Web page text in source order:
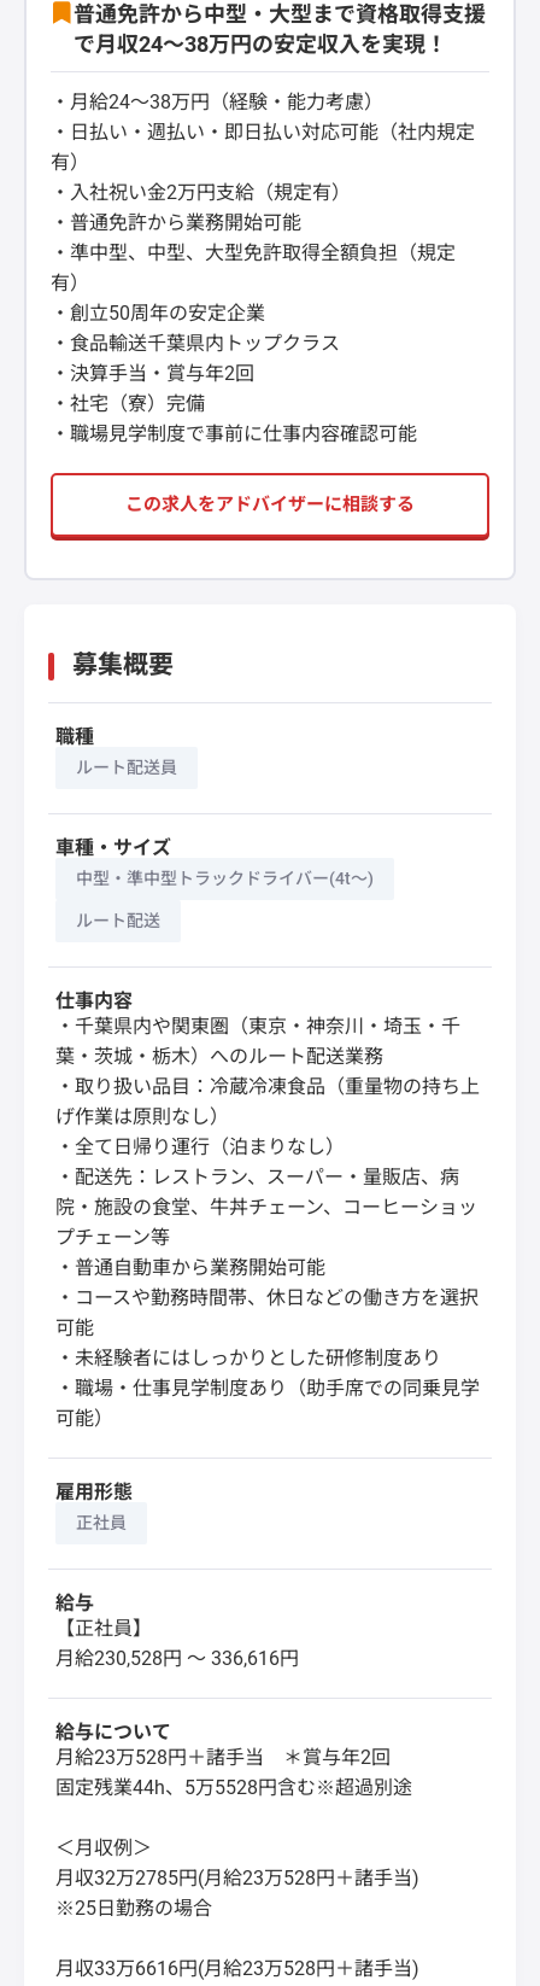
普通免許から中型・大型まで資格取得支援
で月収24～38万円の安定収入を実現！
・月給24～38万円（経験・能力考慮）
・日払い・週払い・即日払い対応可能（社内規定
有）
・入社祝い金2万円支給（規定有）
・普通免許から業務開始可能
・準中型、中型、大型免許取得全額負担（規定
有）
・創立50周年の安定企業
・食品輸送千葉県内トップクラス
・決算手当・賞与年2回
・社宅（寮）完備
・職場見学制度で事前に仕事内容確認可能
この求人をアドバイザーに相談する
募集概要
職種
ルート配送員
車種・サイズ
中型・準中型トラックドライバー(4t～)
ルート配送
仕事内容
・千葉県内や関東圏（東京・神奈川・埼玉・千
葉・茨城・栃木）へのルート配送業務
・取り扱い品目：冷蔵冷凍食品（重量物の持ち上
げ作業は原則なし）
・全て日帰り運行（泊まりなし）
・配送先：レストラン、スーパー・量販店、病
院・施設の食堂、牛丼チェーン、コーヒーショッ
プチェーン等
・普通自動車から業務開始可能
・コースや勤務時間帯、休日などの働き方を選択
可能
・未経験者にはしっかりとした研修制度あり
・職場・仕事見学制度あり（助手席での同乗見学
可能）
雇用形態
正社員
給与
【正社員】
月給230,528円 〜 336,616円
給与について
月給23万528円＋諸手当 ＊賞与年2回
固定残業44h、5万5528円含む※超過別途
＜月収例＞
月収32万2785円(月給23万528円＋諸手当)
※25日勤務の場合
月収33万6616円(月給23万528円＋諸手当)